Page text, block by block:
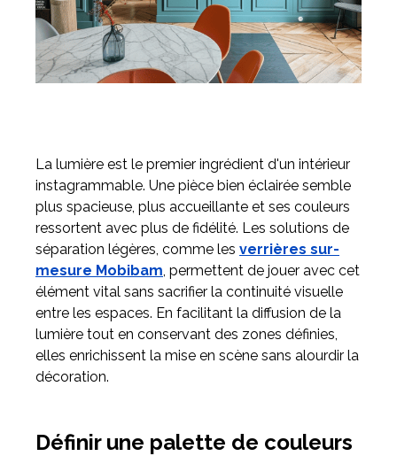
La lumière est le premier ingrédient d'un intérieur
instagrammable. Une pièce bien éclairée semble
plus spacieuse, plus accueillante et ses couleurs
ressortent avec plus de fidélité. Les solutions de
séparation légères, comme les verrières sur-
mesure Mobibam, permettent de jouer avec cet
élément vital sans sacrifier la continuité visuelle
entre les espaces. En facilitant la diffusion de la
lumière tout en conservant des zones définies,
elles enrichissent la mise en scène sans alourdir la
décoration.
Définir une palette de couleurs